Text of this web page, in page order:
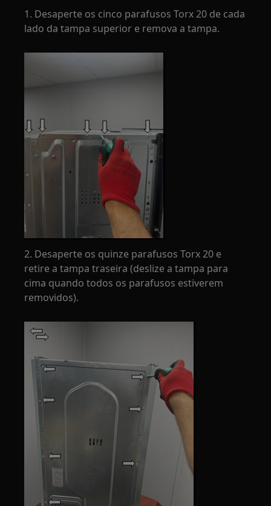
1. Desaperte os cinco parafusos Torx 20 de cada
lado da tampa superior e remova a tampa.
2. Desaperte os quinze parafusos Torx 20 e
retire a tampa traseira (deslize a tampa para
cima quando todos os parafusos estiverem
removidos).